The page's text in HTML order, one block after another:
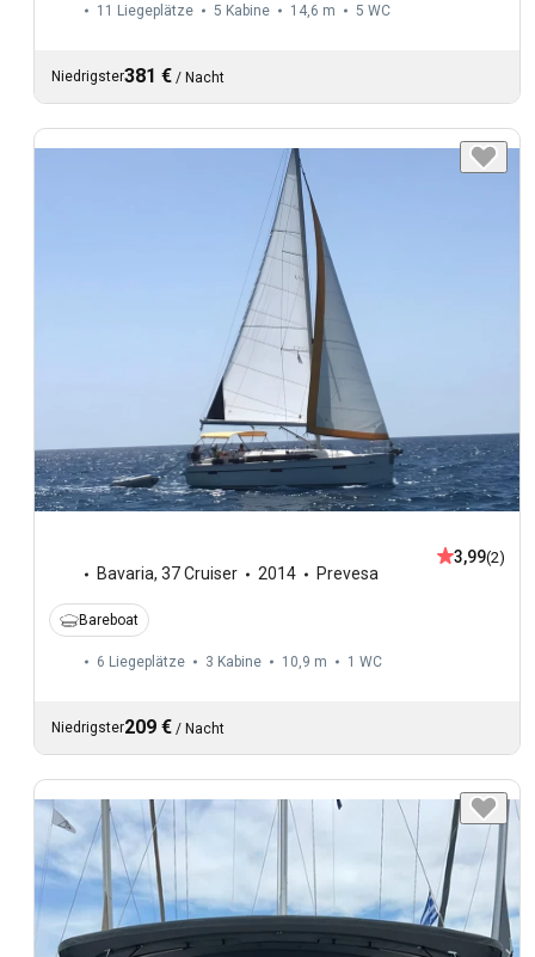
11 Liegeplätze 5 Kabine 14,6 m 5 WC
Niedrigster381 € / Nacht
Bavaria, 37 Cruiser 2014 Prevesa
3,99(2)
Bareboat
6 Liegeplätze 3 Kabine 10,9 m 1 WC
Niedrigster209 € / Nacht